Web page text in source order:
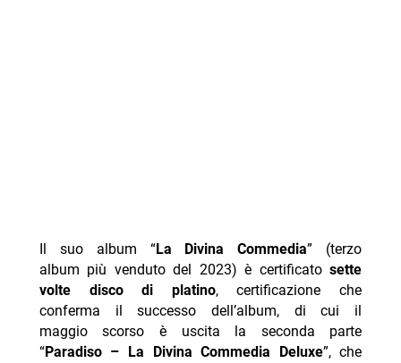
Il suo album “La Divina Commedia” (terzo
album più venduto del 2023) è certificatosette
volte disco di platino, certificazione che
conferma il successo dell’album, di cui il
maggio scorso è uscita la seconda parte
“Paradiso – La Divina Commedia Deluxe”, che